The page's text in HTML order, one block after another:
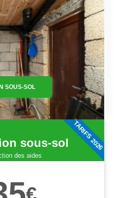
SOUS-SOL
sous-sol
des aides
€
TARIFS 2026